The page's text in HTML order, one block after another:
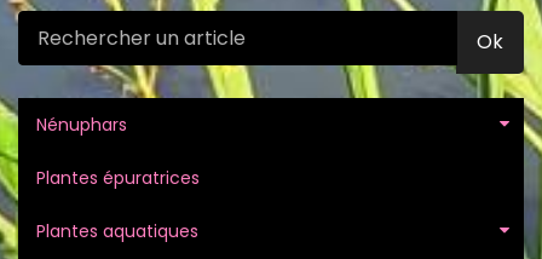
Ok
Nénuphars
Plantes épuratrices
Plantes aquatiques